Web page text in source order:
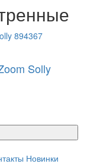
Solly
Новинки